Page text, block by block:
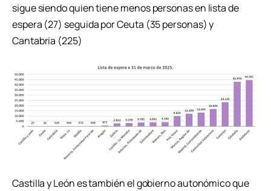
sigue siendo quien tiene menos personas en lista de
espera (27) seguida por Ceuta (35 personas) y
Cantabria (225)
Castilla y León es también el gobierno autonómico que